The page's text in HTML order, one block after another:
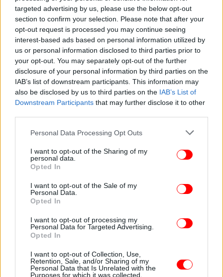
targeted advertising by us, please use the below opt-out
section to confirm your selection. Please note that after your
opt-out request is processed you may continue seeing
interest-based ads based on personal information utilized by
us or personal information disclosed to third parties prior to
your opt-out. You may separately opt-out of the further
disclosure of your personal information by third parties on the
IAB’s list of downstream participants. This information may
also be disclosed by us to third parties on the IAB’s List of
Downstream Participants that may further disclose it to other
Please note that this website/app uses one or more Google
not limited to your visit or usage behaviour. You may click to
grant or deny consent to Google and its third-party tags to
use your data for below specified purposes in below Google
consent section.
Personal Data Processing Opt Outs
I want to opt-out of the Sharing of my
personal data.
Opted In
I want to opt-out of the Sale of my
Personal Data.
Opted In
I want to opt-out of processing my
Personal Data for Targeted Advertising.
Opted In
I want to opt-out of Collection, Use,
Retention, Sale, and/or Sharing of my
Personal Data that Is Unrelated with the
Purposes for which it was collected.
ενίσχυση των διμερών οικονομικών σχέσεων μέσω
δομημένης συνεργασίας, συμπεριλαμβανομένης
της ανταλλαγής πληροφοριών, της κοινής
συμμετοχής σε επιχειρηματικά φόρουμ και της
διευκόλυνσης των συνεργασιών μεταξύ ελληνικών
και τουρκικών επιχειρήσεων».
Η κ. Κουνενάκη - Εφραίμογλου υποστήριξε ότι η
επιχειρηματική συνεργασία δεν γνωρίζει σύνορα,
δεν εξαρτάται από τις πολιτικές διακυμάνσεις,
βασίζεται στη συνέπεια, την αξιοπιστία και τους
«Στο ΕΒΕΑ, πιστεύουμε ακράδαντα ότι η
επιχειρηματικότητα μπορεί να λειτουργήσει ως
γέφυρα ειρήνης και σταθερότητας. Είμαστε εδώ για
να χτίσουμε πάνω σε όσα έχουν ήδη επιτευχθεί και
να δημιουργήσουμε ακόμη μεγαλύτερη
προστιθέμενη αξία για τις κοινωνίες μας.
Οραματιζόμαστε ένα κοινό μέλλον - ένα μέλλον
όπου ελληνικές και τουρκικές εταιρείες
καινοτομούν μαζί, εξάγουν μαζί, επενδύουν από